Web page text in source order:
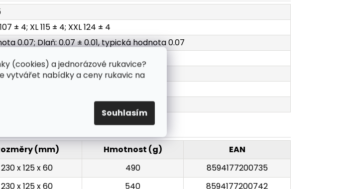
(cookies) a jednorázové rukavice?
vytvářet nabídky a ceny rukavic na
Souhlasím
± 4; XL 115 ± 4; XXL 124 ± 4
0.07; Dlaň: 0.07 ± 0.01, typická hodnota 0.07
(mm) Hmotnost (g)
EAN
230 x 125 x 60 490
8594177200735
230 x 125 x 60 540
8594177200742